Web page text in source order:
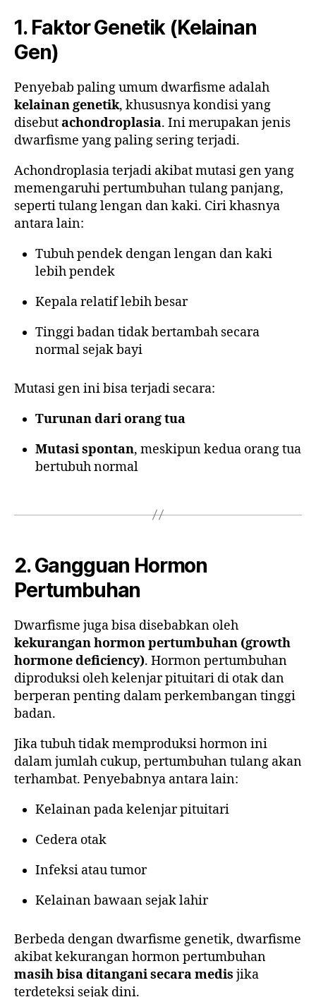
1. Faktor Genetik (Kelainan
Gen)
Penyebab paling umum dwarfisme adalah
kelainan genetik, khususnya kondisi yang
disebutachondroplasia. Ini merupakan jenis
dwarfisme yang paling sering terjadi.
Achondroplasia terjadi akibat mutasi gen yang
memengaruhi pertumbuhan tulang panjang,
seperti tulang lengan dan kaki. Ciri khasnya
antara lain:
Tubuh pendek dengan lengan dan kaki
lebih pendek
Kepala relatif lebih besar
Tinggi badan tidak bertambah secara
normal sejak bayi
Mutasi gen ini bisa terjadi secara:
Turunan dari orang tua
Mutasi spontan, meskipun kedua orang tua
bertubuh normal
2. Gangguan Hormon
Pertumbuhan
Dwarfisme juga bisa disebabkan oleh
kekurangan hormon pertumbuhan (growth
hormone deficiency). Hormon pertumbuhan
diproduksi oleh kelenjar pituitari di otak dan
berperan penting dalam perkembangan tinggi
badan.
Jika tubuh tidak memproduksi hormon ini
dalam jumlah cukup, pertumbuhan tulang akan
terhambat. Penyebabnya antara lain:
Kelainan pada kelenjar pituitari
Cedera otak
Infeksi atau tumor
Kelainan bawaan sejak lahir
Berbeda dengan dwarfisme genetik, dwarfisme
akibat kekurangan hormon pertumbuhan
masih bisa ditangani secara medis jika
terdeteksi sejak dini.